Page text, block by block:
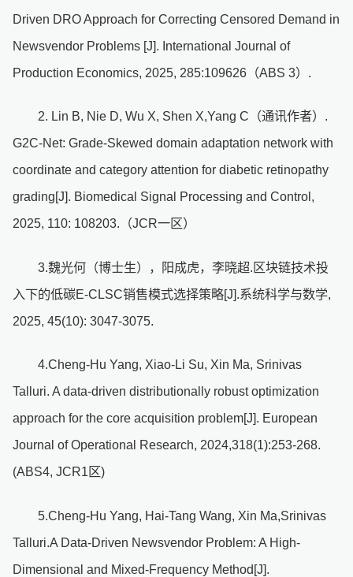
Driven DRO Approach for Correcting Censored Demand in
Newsvendor Problems [J]. International Journal of
Production Economics, 2025, 285:109626（ABS 3）.
2. Lin B, Nie D, Wu X, Shen X,Yang C（通讯作者）.
G2C-Net: Grade-Skewed domain adaptation network with
coordinate and category attention for diabetic retinopathy
grading[J]. Biomedical Signal Processing and Control,
2025, 110: 108203.（JCR一区）
3.魏光何（博士生），阳成虎，李晓超.区块链技术投
入下的低碳E-CLSC销售模式选择策略[J].系统科学与数学,
2025, 45(10): 3047-3075.
4.Cheng-Hu Yang, Xiao-Li Su, Xin Ma, Srinivas
Talluri. A data-driven distributionally robust optimization
approach for the core acquisition problem[J]. European
Journal of Operational Research, 2024,318(1):253-268.
(ABS4, JCR1区)
5.Cheng-Hu Yang, Hai-Tang Wang, Xin Ma,Srinivas
Talluri.A Data-Driven Newsvendor Problem: A High-
Dimensional and Mixed-Frequency Method[J].